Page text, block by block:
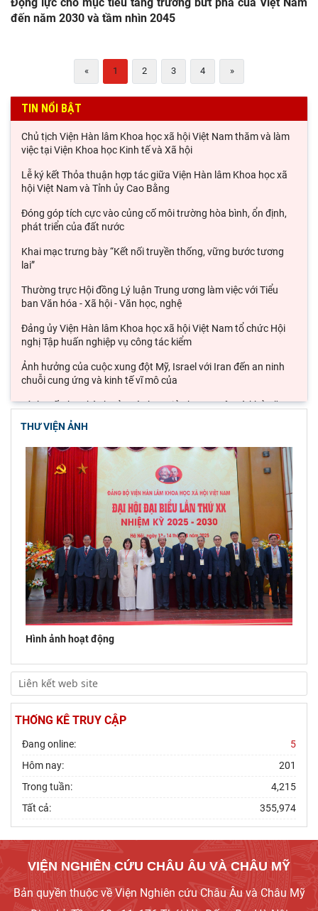
đến năm 2030 và tầm nhìn 2045
« 1 2 3 4 »
TIN NỔI BẬT
Chủ tịch Viện Hàn lâm Khoa học xã hội Việt Nam thăm và làm
việc tại Viện Khoa học Kinh tế và Xã hội
Lễ ký kết Thỏa thuận hợp tác giữa Viện Hàn lâm Khoa học xã
hội Việt Nam và Tỉnh ủy Cao Bằng
Đóng góp tích cực vào củng cố môi trường hòa bình, ổn định,
phát triển của đất nước
Khai mạc trưng bày “Kết nối truyền thống, vững bước tương
lai”
Thường trực Hội đồng Lý luận Trung ương làm việc với Tiểu
ban Văn hóa - Xã hội - Văn học, nghệ
Đảng ủy Viện Hàn lâm Khoa học xã hội Việt Nam tổ chức Hội
nghị Tập huấn nghiệp vụ công tác kiểm
Ảnh hưởng của cuộc xung đột Mỹ, Israel với Iran đến an ninh
chuỗi cung ứng và kinh tế vĩ mô của
Lý thuyết thực hành của các học giả phương Tây và khả năng
ứng dụng vào phát triển du lịch cộng
thực tế tại thành phố Hồ Chí Minh
Hội thảo khoa học quốc gia “Danh nhân văn hóa Lê Quý Đôn -
Di sản và giá trị thời đại”
THƯ VIỆN ẢNH
Hình ảnh hoạt động
THỐNG KÊ TRUY CẬP
Đang online:
5
Hôm nay:
201
Trong tuần:
4,215
Tất cả:
355,974
VIỆN NGHIÊN CỨU CHÂU ÂU VÀ CHÂU MỸ
Bản quyền thuộc về Viện Nghiên cứu Châu Âu và Châu Mỹ